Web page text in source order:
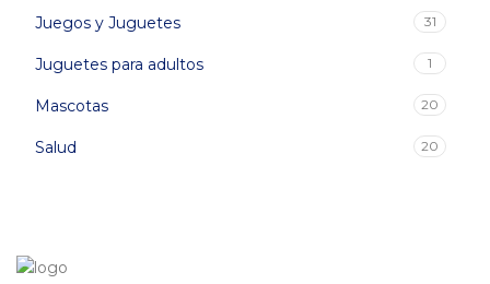
Juegos y Juguetes 31
Juguetes para adultos 1
Mascotas 20
Salud 20